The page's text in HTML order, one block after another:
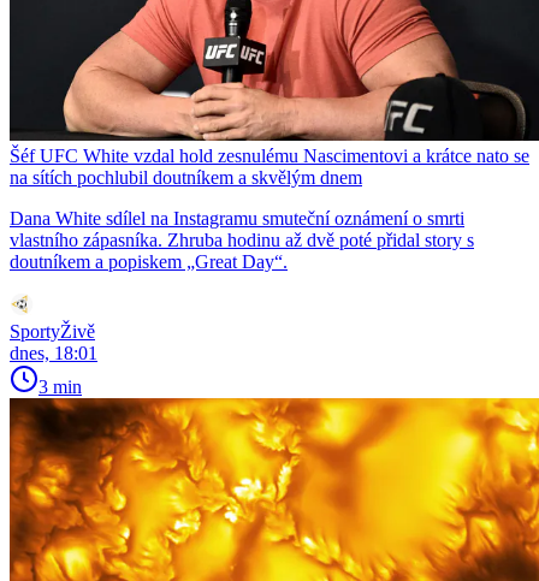
Šéf UFC White vzdal hold zesnulému Nascimentovi a krátce nato se
na sítích pochlubil doutníkem a skvělým dnem
Dana White sdílel na Instagramu smuteční oznámení o smrti
vlastního zápasníka. Zhruba hodinu až dvě poté přidal story s
doutníkem a popiskem „Great Day“.
SportyŽivě
dnes, 18:01
3 min